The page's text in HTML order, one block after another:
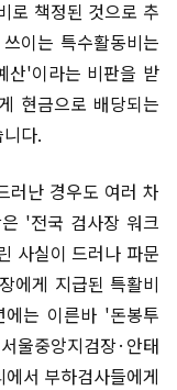
로 책정된 것으로 추
이는 특수활동비는
산'이라는 비판을 받
현금으로 배당되는
다.
러난 경우도 여러 차
'전국 검사장 워크
사실이 드러나 파문
에게 지급된 특활비
는 이른바 '돈봉투
울중앙지검장·안태
서 부하검사들에게